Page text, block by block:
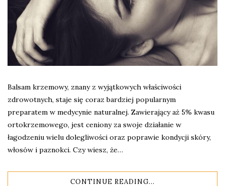
Balsam krzemowy, znany z wyjątkowych właściwości
zdrowotnych, staje się coraz bardziej popularnym
preparatem w medycynie naturalnej. Zawierający aż 5% kwasu
ortokrzemowego, jest ceniony za swoje działanie w
łagodzeniu wielu dolegliwości oraz poprawie kondycji skóry,
włosów i paznokci. Czy wiesz, że…
CONTINUE READING...